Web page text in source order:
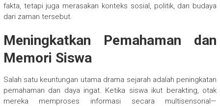
fakta, tetapi juga merasakan konteks sosial, politik, dan budaya
dari zaman tersebut.
Meningkatkan Pemahaman dan
Memori Siswa
Salah satu keuntungan utama drama sejarah adalah peningkatan
pemahaman dan daya ingat. Ketika siswa ikut berakting, otak
mereka memproses informasi secara multisensorial—